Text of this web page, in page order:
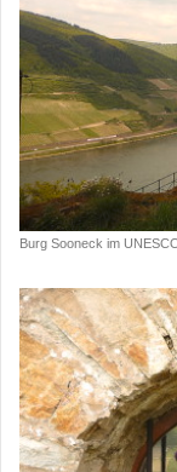
Burg Sooneck im